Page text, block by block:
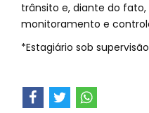
trânsito e, diante do
monitoramento e
*Estagiário sob